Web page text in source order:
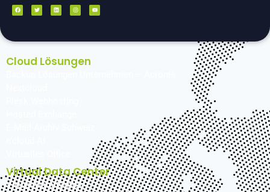
Cloud Lösungen
Virtual Data Center
Virtual Data Center